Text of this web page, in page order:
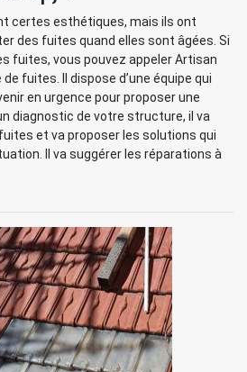
certes esthétiques, mais ils ont
des fuites quand elles sont âgées. Si
fuites, vous pouvez appeler Artisan
fuites. Il dispose d’une équipe qui
en urgence pour proposer une
diagnostic de votre structure, il va
et va proposer les solutions qui
Il va suggérer les réparations à